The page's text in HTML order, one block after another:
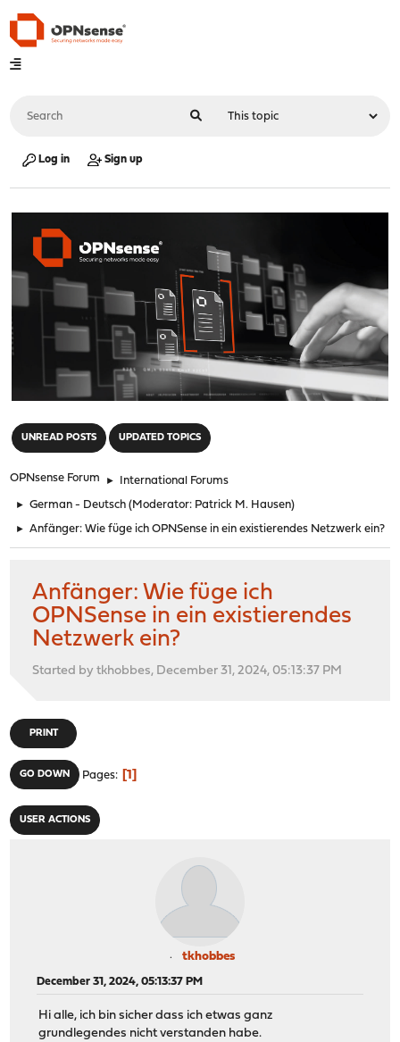
Log in Sign up
UNREAD POSTS UPDATED TOPICS
OPNsense Forum ► International Forums
► German - Deutsch (Moderator: Patrick M. Hausen)
► Anfänger: Wie füge ich OPNSense in ein existierendes Netzwerk ein?
Anfänger: Wie füge ich
OPNSense in ein existierendes
Netzwerk ein?
Started by tkhobbes, December 31, 2024, 05:13:37 PM
PRINT
GO DOWN Pages 1
USER ACTIONS
tkhobbes
December 31, 2024, 05:13:37 PM
Hi alle, ich bin sicher dass ich etwas ganz
grundlegendes nicht verstanden habe.